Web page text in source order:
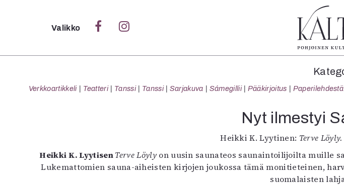
Sulje
Verkkoartikkeli
Tanssi
Tanssi
Sarjakuva
Pääkirjoitus
Paperilehdestä
4/
1/
6/
5/2025
Valikko
Verkkoartikkeli Teatteri Tanssi Tanssi Sarjakuva Sámegillii Pääkirjoitus Paperilehdestä
Nyt ilmestyi
Heikki K. Lyytinen: Terve
Heikki K. LyytisenTerve Löyly on uusin saunateos saunaintoilijoilta muille
Lukemattomien sauna-aiheisten kirjojen joukossa tämä monitieteinen,
suomalaisten